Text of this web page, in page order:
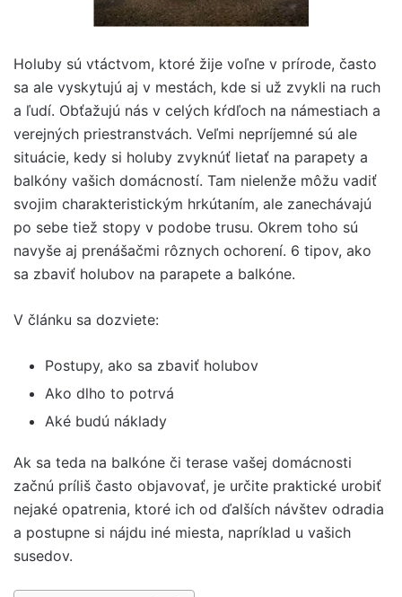
Holuby sú vtáctvom, ktoré žije voľne v prírode, často
sa ale vyskytujú aj v mestách, kde si už zvykli na ruch
a ľudí. Obťažujú nás v celých kŕdľoch na námestiach a
verejných priestranstvách. Veľmi nepríjemné sú ale
situácie, kedy si holuby zvyknúť lietať na parapety a
balkóny vašich domácností. Tam nielenže môžu vadiť
svojim charakteristickým hrkútaním, ale zanechávajú
po sebe tiež stopy v podobe trusu. Okrem toho sú
navyše aj prenášačmi rôznych ochorení. 6 tipov, ako
sa zbaviť holubov na parapete a balkóne.
V článku sa dozviete:
Postupy, ako sa zbaviť holubov
Ako dlho to potrvá
Aké budú náklady
Ak sa teda na balkóne či terase vašej domácnosti
začnú príliš často objavovať, je určite praktické urobiť
nejaké opatrenia, ktoré ich od ďalších návštev odradia
a postupne si nájdu iné miesta, napríklad u vašich
susedov.